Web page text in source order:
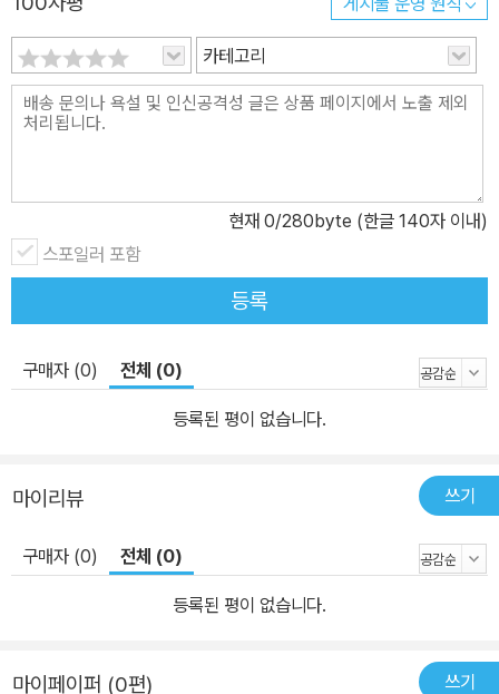
카테고리
현재 0/280byte (한글 140자 이내)
스포일러 포함
등록
구매자 (0) 전체 (0)
등록된 평이 없습니다.
마이리뷰 쓰기
구매자 (0) 전체 (0)
등록된 평이 없습니다.
마이페이퍼 (0편) 쓰기